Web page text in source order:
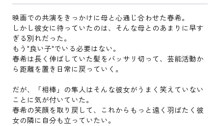
映画での共演をきっかけに母と心通じ合わせた春希。
しかし彼女に待っていたのは、そんな母とのあまりに早す
ぎる別れだった。
もう"良い子"でいる必要はない。
春希は長く伸ばしていた髪をバッサリ切って、芸能活動か
ら距離を置き日常に戻っていく。
だが、「相棒」の隼人はそんな彼女がうまく笑えていない
ことに気が付いていた。
春希の笑顔を取り戻して、これからもっと遠く羽ばたく彼
女の隣に自分も立っていたい。